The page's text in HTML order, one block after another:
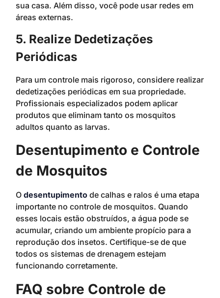
sua casa. Além disso, você pode usar redes em
áreas externas.
5. Realize Dedetizações
Periódicas
Para um controle mais rigoroso, considere realizar
dedetizações periódicas em sua propriedade.
Profissionais especializados podem aplicar
produtos que eliminam tanto os mosquitos
adultos quanto as larvas.
Desentupimento e Controle
de Mosquitos
O desentupimento de calhas e ralos é uma etapa
importante no controle de mosquitos. Quando
esses locais estão obstruídos, a água pode se
acumular, criando um ambiente propício para a
reprodução dos insetos. Certifique-se de que
todos os sistemas de drenagem estejam
funcionando corretamente.
FAQ sobre Controle de